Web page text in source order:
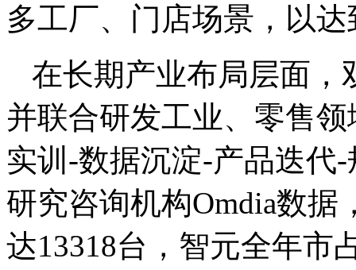
多工厂、门店场景，以
在长期产业布局层面，
并联合研发工业、零售
实训-数据沉淀-产品迭代
研究咨询机构Omdia数据
达13318台，智元全年市